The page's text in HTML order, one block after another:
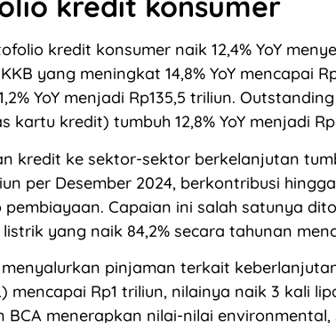
kredit konsumer naik 12,4% YoY
yang meningkat 14,8% YoY mencapai
YoY menjadi Rp135,5 triliun.
kartu kredit) tumbuh 12,8% YoY menjadi
kredit ke sektor-sektor berkelanjutan
per Desember 2024, berkontribusi
Capaian ini salah satunya
yang naik 84,2% secara tahunan
menyalurkan pinjaman terkait
mencapai Rp1 triliun, nilainya naik 3 kali
BCA menerapkan nilai-nilai